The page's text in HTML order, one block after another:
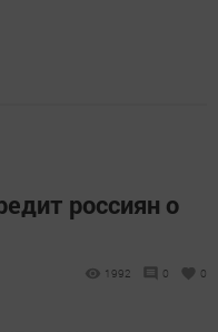
россиян о
1992 0 0